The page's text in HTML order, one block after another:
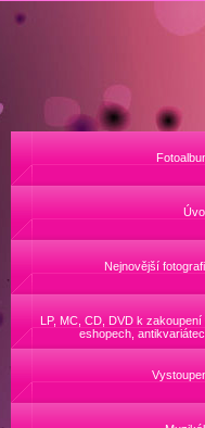
Nejnovější
LP, MC, CD, DVD k zakoupení
eshopech,